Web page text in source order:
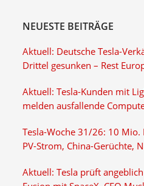
NEUESTE BEITRÄGE
Aktuell: Deutsche Tesla-
Drittel gesunken – Rest
Aktuell: Tesla-Kunden mit
melden ausfallende
Tesla-Woche 31/26: 10 Mio.
PV-Strom, China-Gerüchte,
Aktuell: Tesla prüft